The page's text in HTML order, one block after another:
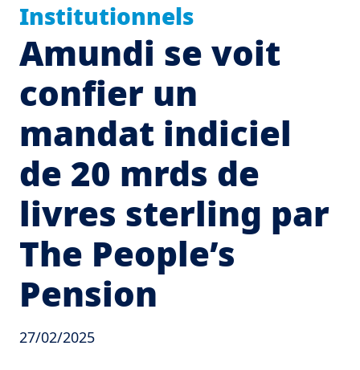
Institutionnels
Amundi se voit
confier un
mandat indiciel
de 20 mrds de
livres sterling par
The People’s
Pension
27/02/2025